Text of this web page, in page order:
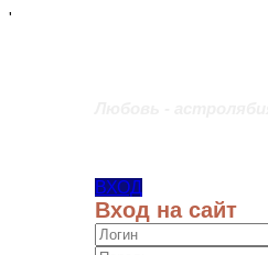
'
ВХОД
Вход на сайт